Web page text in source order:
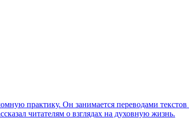
практику. Он занимается переводами текстов
читателям о взглядах на духовную жизнь.